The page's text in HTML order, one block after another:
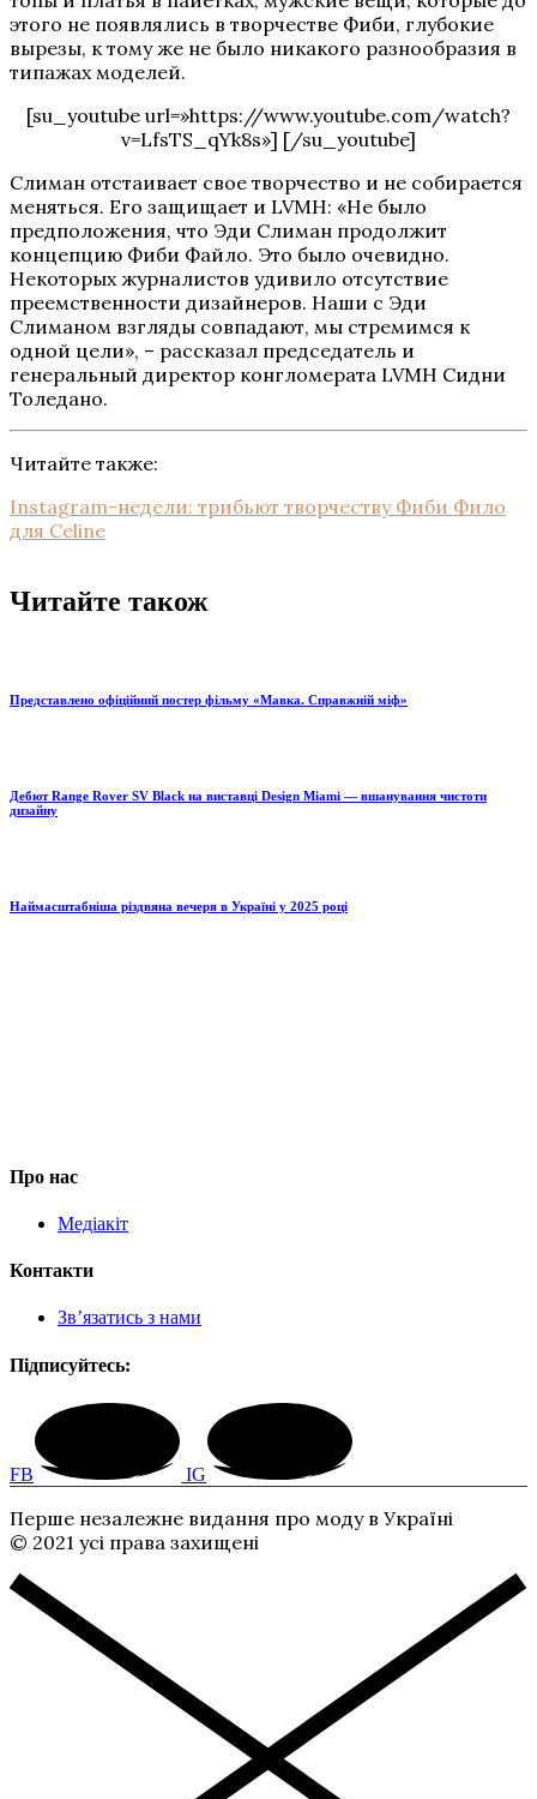
этого не появлялись в творчестве Фиби, глубокие
вырезы, к тому же не было никакого разнообразия в
типажах моделей.
[su_youtube url=»https://www.youtube.com/watch?
v=LfsTS_qYk8s»] [/su_youtube]
Слиман отстаивает свое творчество и не собирается
меняться. Его защищает и LVMH: «Не было
предположения, что Эди Слиман продолжит
концепцию Фиби Файло. Это было очевидно.
Некоторых журналистов удивило отсутствие
преемственности дизайнеров. Наши с Эди
Слиманом взгляды совпадают, мы стремимся к
одной цели», – рассказал председатель и
генеральный директор конгломерата LVMH Сидни
Толедано.
Читайте также:
Instagram-недели: трибьют творчеству Фиби Фило
для Celine
Читайте також
Представлено офіційний постер фільму «Мавка. Справжній міф»
Дебют Range Rover SV Black на виставці Design Miami — вшанування чистоти
дизайну
Наймасштабніша різдвяна вечеря в Україні у 2025 році
Про нас
Медіакіт
Контакти
Зв’язатись з нами
Підписуйтесь:
FB IG
Перше незалежне видання про моду в Україні
© 2021 усі права захищені